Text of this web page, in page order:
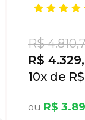
R$
R$
10x
R$